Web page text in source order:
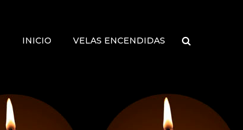
INICIO VELAS ENCENDIDAS